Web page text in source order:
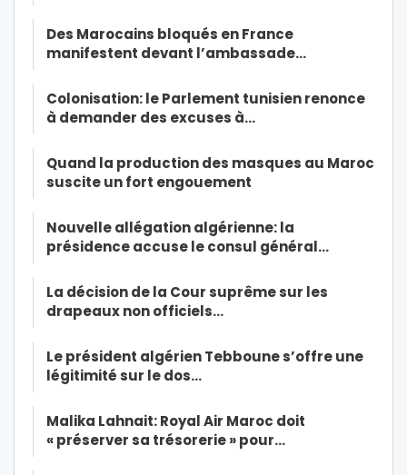
Des Marocains bloqués en France
manifestent devant l’ambassade…
Colonisation: le Parlement tunisien renonce
à demander des excuses à…
Quand la production des masques au Maroc
suscite un fort engouement
Nouvelle allégation algérienne: la
présidence accuse le consul général…
La décision de la Cour suprême sur les
drapeaux non officiels…
Le président algérien Tebboune s’offre une
légitimité sur le dos…
Malika Lahnait: Royal Air Maroc doit
« préserver sa trésorerie » pour…